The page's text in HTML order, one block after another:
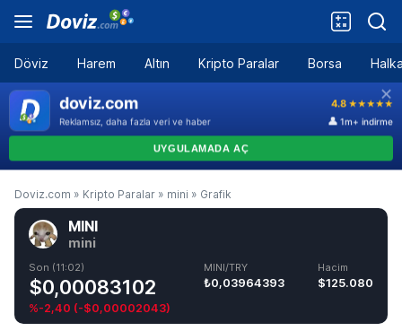
Döviz Harem Altın Kripto Paralar Borsa
Doviz.com » Kripto Paralar » mini » Grafik
MINI
mini
Son (11:02)
$0,00083102
%-2,40 (-$0,00002043)
MINI/TRY
₺0,03964393
Hacim
$125.080